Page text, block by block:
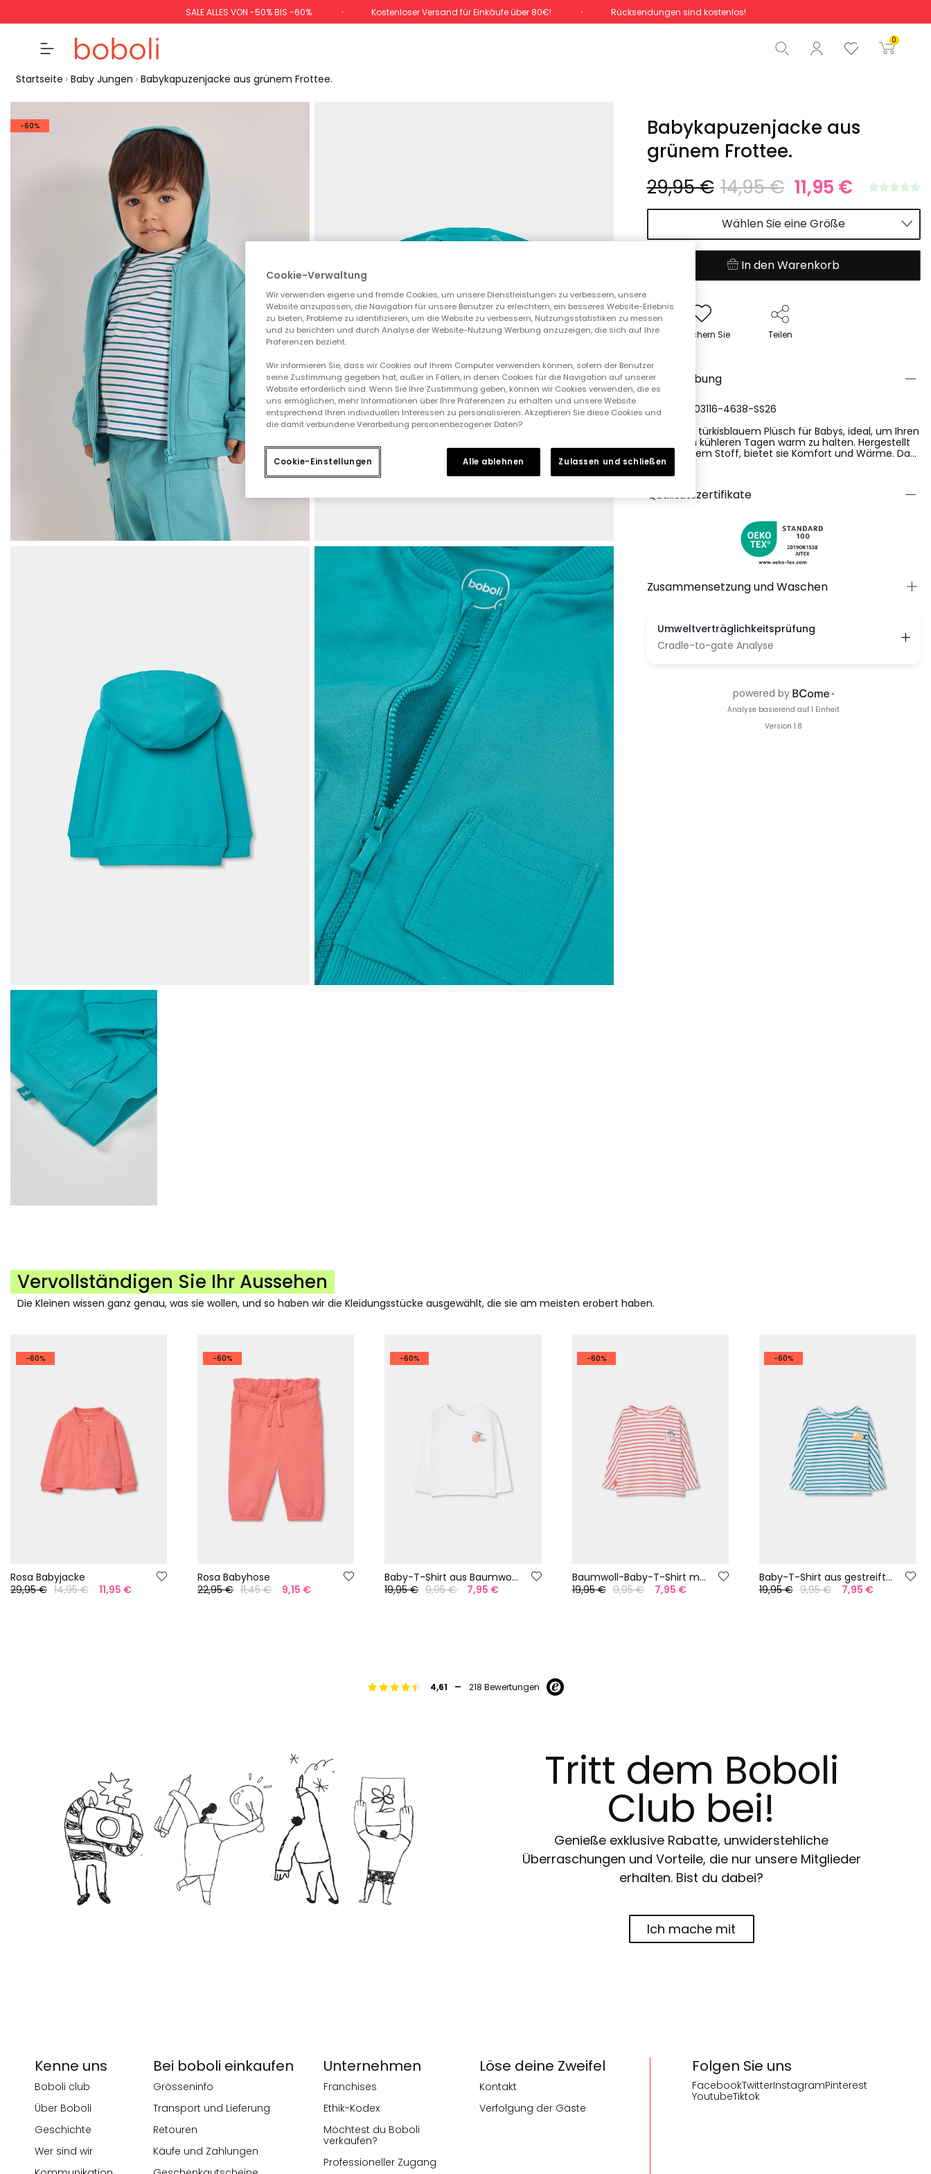
SALE ALLES VON -50% BIS -60% Kostenloser Versand für Einkäufe über 80€! Rücksendungen sind kostenlos!
0
Gesamtbetrag 0,00 €
Start der Bestellung
Startseite Baby Jungen Babykapuzenjacke aus grünem Frottee.
-60%
Babykapuzenjacke aus
grünem Frottee.
29,95 € 14,95 € 11,95 €
Wählen Sie eine Größe
In den Warenkorb
Speichern Sie Teilen
Beschreibung
REFERENZ:103116-4638-SS26
Jacke aus türkisblauem Plüsch für Babys, ideal, um Ihren
Kleinen an kühleren Tagen warm zu halten. Hergestellt
aus weichem Stoff, bietet sie Komfort und Wärme. Das
Design umfasst eine Kapuze und einen Reißverschluss,
was das Anziehen erleichtert. Sie kommt mit zwei
praktischen Fronttaschen. Die Größen reichen von 1
Monat bis 24 Monate. Es ist ein vielseitiges
für einen bequemen und modernen Look kombinieren
Ver más
Qualitätszertifikate
Zusammensetzung und Waschen
Vervollständigen Sie Ihr Aussehen
Die Kleinen wissen ganz genau, was sie wollen, und so haben wir die Kleidungsstücke ausgewählt, die sie am meisten erobert haben.
-60%
Rosa Babyjacke
29,95 € 14,95 € 11,95 €
-60%
Rosa Babyhose
22,95 € 11,45 € 9,15 €
-60%
Baby-T-Shirt aus Baumwolle in Weiß
19,95 € 9,95 € 7,95 €
-60%
Baumwoll-Baby-T-Shirt mit Streifen
19,95 € 9,95 € 7,95 €
-60%
Baby-T-Shirt aus gestreiftem Baumwollstoff
19,95 € 9,95 € 7,95 €
4,61 - 218 Bewertungen
Tritt dem Boboli
Club bei!
Genieße exklusive Rabatte, unwiderstehliche
Überraschungen und Vorteile, die nur unsere Mitglieder
erhalten. Bist du dabei?
Ich mache mit
Folgen Sie uns
FacebookTwitterInstagramPinterest
YoutubeTiktok
Kenne uns
Boboli club
Über Boboli
Geschichte
Wer sind wir
Bei boboli einkaufen
Grösseninfo
Transport und Lieferung
Retouren
Käufe und Zahlungen
Unternehmen
Franchises
Ethik-Kodex
Möchtest du Boboli
verkaufen?
Professioneller Zugang
Löse deine Zweifel
Kontakt
Verfolgung der Gäste
Cookie-Verwaltung
Wir verwenden eigene und fremde Cookies, um unsere Dienstleistungen zu verbessern, unsere
Website anzupassen, die Navigation für unsere Benutzer zu erleichtern, ein besseres Website-Erlebnis
zu bieten, Probleme zu identifizieren, um die Website zu verbessern, Nutzungsstatistiken zu messen
und zu berichten und durch Analyse der Website-Nutzung Werbung anzuzeigen, die sich auf Ihre
Präferenzen bezieht.
Wir informieren Sie, dass wir Cookies auf Ihrem Computer verwenden können, sofern der Benutzer
seine Zustimmung gegeben hat, außer in Fällen, in denen Cookies für die Navigation auf unserer
Website erforderlich sind. Wenn Sie Ihre Zustimmung geben, können wir Cookies verwenden, die es
uns ermöglichen, mehr Informationen über Ihre Präferenzen zu erhalten und unsere Website
entsprechend Ihren individuellen Interessen zu personalisieren. Akzeptieren Sie diese Cookies und
die damit verbundene Verarbeitung personenbezogener Daten?
Cookie-Einstellungen Alle ablehnen Zulassen und schließen